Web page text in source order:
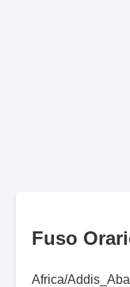
Fuso
Africa/